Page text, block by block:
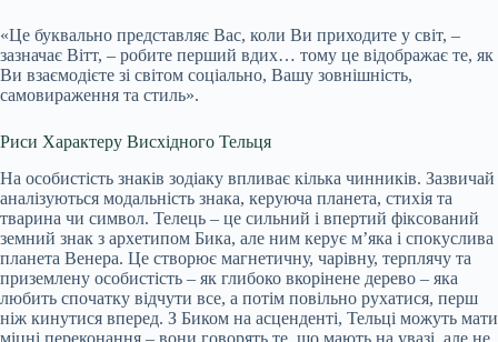
«Це буквально представляє Вас, коли Ви приходите у світ, –
зазначає Вітт, – робите перший вдих… тому це відображає те, як
Ви взаємодієте зі світом соціально, Вашу зовнішність,
самовираження та стиль».
Риси Характеру Висхідного Тельця
На особистість знаків зодіаку впливає кілька чинників. Зазвичай
аналізуються модальність знака, керуюча планета, стихія та
тварина чи символ. Телець – це сильний і впертий фіксований
земний знак з архетипом Бика, але ним керує м’яка і спокуслива
планета Венера. Це створює магнетичну, чарівну, терплячу та
приземлену особистість – як глибоко вкорінене дерево – яка
любить спочатку відчути все, а потім повільно рухатися, перш
ніж кинутися вперед. З Биком на асценденті, Тельці можуть мати